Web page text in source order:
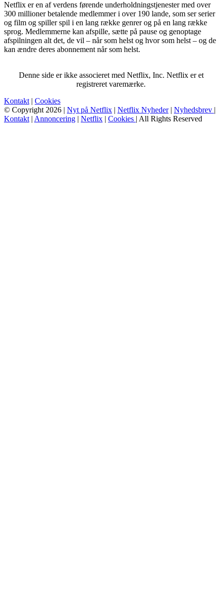
Netflix er en af verdens førende underholdningstjenester med over
300 millioner betalende medlemmer i over 190 lande, som ser serier
og film og spiller spil i en lang række genrer og på en lang række
sprog. Medlemmerne kan afspille, sætte på pause og genoptage
afspilningen alt det, de vil – når som helst og hvor som helst – og de
kan ændre deres abonnement når som helst.
Denne side er ikke associeret med Netflix, Inc. Netflix er et
registreret varemærke.
Kontakt | Cookies
© Copyright 2026 | Nyt på Netflix | Netflix Nyheder| Nyhedsbrev |
Kontakt | Annoncering | Netflix | Cookies | All Rights Reserved